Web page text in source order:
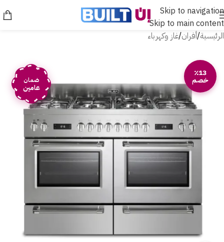
Skip to navigation
Skip to main content
الرئيسية/أفران/غاز وكهرباء
٪13
خصم ضمان
عامين